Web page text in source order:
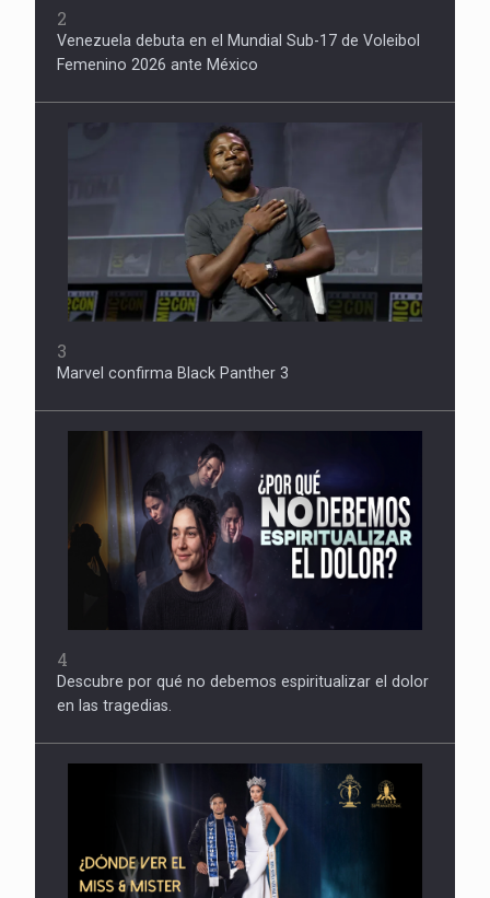
2
Venezuela debuta en el Mundial Sub-17 de Voleibol
Femenino 2026 ante México
3
Marvel confirma Black Panther 3
4
Descubre por qué no debemos espiritualizar el dolor
en las tragedias.